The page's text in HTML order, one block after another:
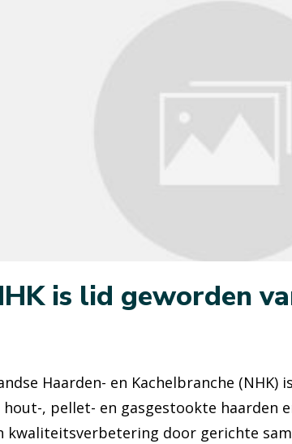
is lid geworden
Haarden- en Kachelbranche
, pellet- en gasgestookte haarden
kwaliteitsverbetering door gerichte